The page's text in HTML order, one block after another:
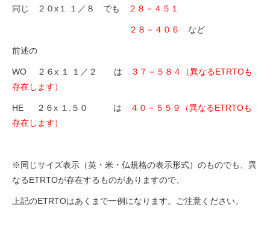
同じ ２０x１ １／８ でも ２８－４５１
２８－４０６ など
前述の
WO ２６x １ １／２ は
３７－５８４（異なるETRTOも
存在します）
HE ２６x １.５０ は ４０－５５９
（異なるETRTOも
存在します）
※同じサイズ表示（英・米・仏規格の表示形式）のものでも、異
なるETRTOが存在するものがありますので、
上記のETRTOはあくまで一例になります。ご注意ください。